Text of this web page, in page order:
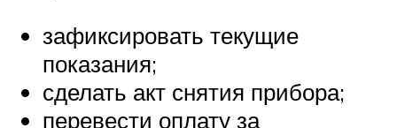
зафиксировать текущие
показания;
сделать акт снятия прибора;
перевести оплату за